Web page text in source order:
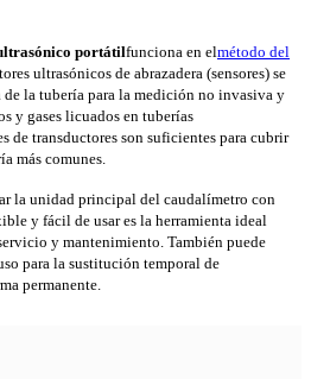
portátilfunciona en elmétodo del
ultrasónicos de abrazadera (sensores) se
la tubería para la medición no invasiva y
y gases licuados en tuberías
de transductores son suficientes para cubrir
más comunes.
la unidad principal del caudalímetro con
y fácil de usar es la herramienta ideal
y mantenimiento. También puede
para la sustitución temporal de
permanente.